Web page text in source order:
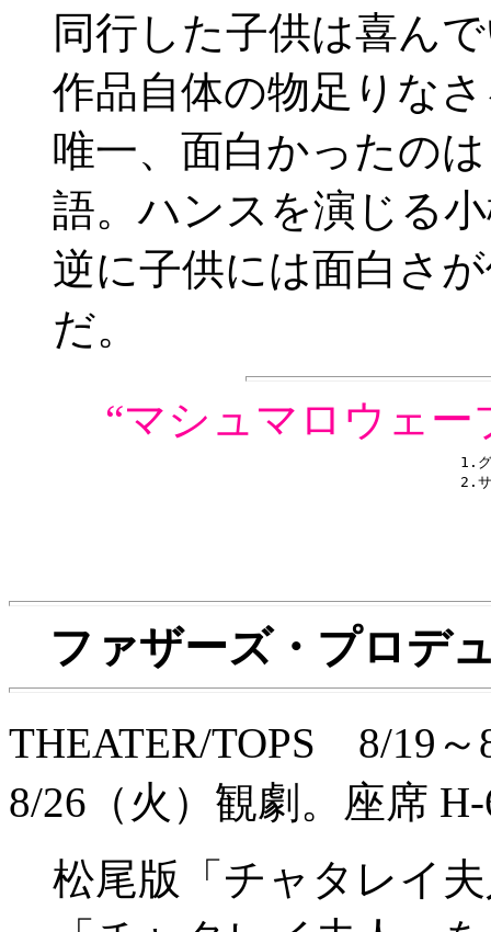
同行した子供は喜ん
作品自体の物足りな
唯一、面白かったの
語。ハンスを演じる
逆に子供には面白さ
だ。
“マシュマロウェー
1.
ファザーズ・プロデ
THEATER/TOPS 8/
8/26（火）観劇。座席
松尾版「チャタレイ